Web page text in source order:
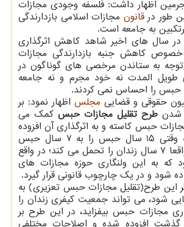
اظهار داشت: فلسفه وجودی مجازات
طور درقانون مجازات اسلامی بازدارندگی
به جامعه است.
در سال های اخیر شاهد كاهش اثرگذاری
كاهش جنبه بازدارندگی مجازات
به ستاندن مرخصی های گوناگون در
المدت نه خود مجرم و نه جامعه
حبس را احساس نمی كردند.
حقوقی و قضایی مجلس اظهار نمود: بر
شدن طرح تقلیل مجازات حبس كمك می
حبس كاسته و به اثرگذاری آن افزوده
شود به صورتی كه وقتی ۱۵ سال حبس را به ۷ سال حبس
كاهش دهیم فرد واقعا ۷ سال زندان را تحمل می كند؛ در واقع
كه به این ولنگاری حوزه مجازات های
شود و در یك چارچوب قانونی قرار گیرد.
این طرح(تقلیل مجازات حبس تعزیری) به
شود، می تواند جمعیت كیفری زندان را
مجازات حبس بیفزاید، در این طرح بر